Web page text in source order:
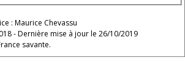
: Maurice Chevassu
- Dernière mise à jour le 26/10/2019
savante.